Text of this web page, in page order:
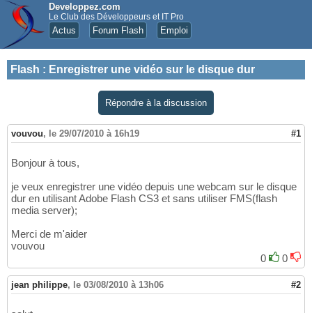
Developpez.com
Le Club des Développeurs et IT Pro
Actus Forum Flash Emploi
Flash : Enregistrer une vidéo sur le disque dur
Répondre à la discussion
vouvou, le 29/07/2010 à 16h19 #1
Bonjour à tous,
je veux enregistrer une vidéo depuis une webcam sur le disque
dur en utilisant Adobe Flash CS3 et sans utiliser FMS(flash
media server);
Merci de m'aider
vouvou
0
0
jean philippe, le 03/08/2010 à 13h06 #2